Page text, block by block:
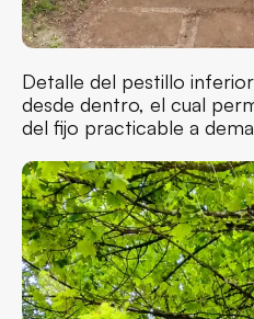
Detalle del pestillo
desde dentro, el cual
del fijo practicable a